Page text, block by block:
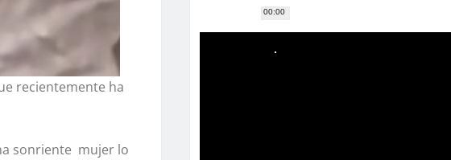
recientemente ha
sonriente mujer lo
00:00
Reproductor